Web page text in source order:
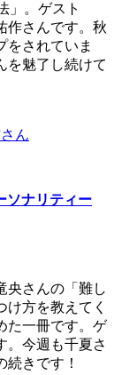
」。ゲスト
作さんです。秋
をされていま
を魅了し続けて
ソナリティー
央さんの「難し
方を教えてく
た一冊です。ゲ
。今週も千夏さ
きです！